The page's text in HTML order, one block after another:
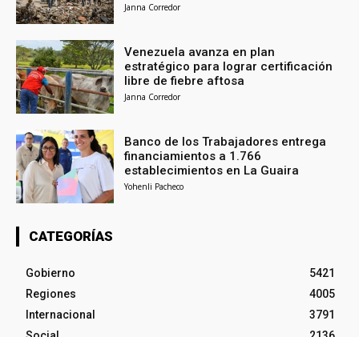
Janna Corredor
Venezuela avanza en plan
estratégico para lograr certificación
libre de fiebre aftosa
Janna Corredor
Banco de los Trabajadores entrega
financiamientos a 1.766
establecimientos en La Guaira
Yohenli Pacheco
CATEGORÍAS
Gobierno
5421
Regiones
4005
Internacional
3791